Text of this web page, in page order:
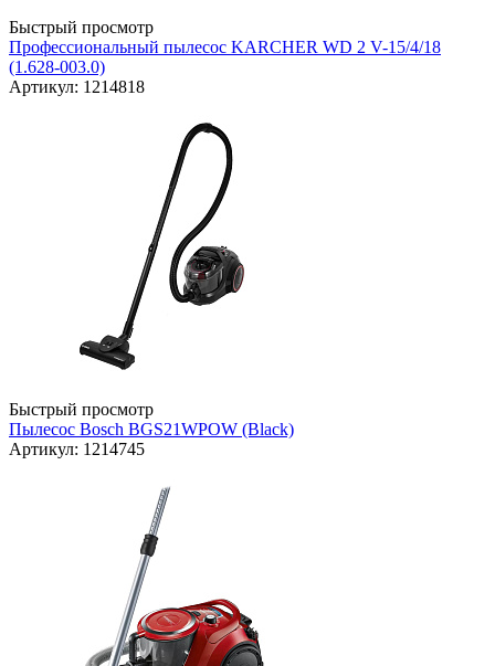
Быстрый просмотр
Профессиональный пылесос KARCHER WD 2 V-15/4/18
(1.628-003.0)
Артикул: 1214818
Быстрый просмотр
Пылесос Bosch BGS21WPOW (Black)
Артикул: 1214745